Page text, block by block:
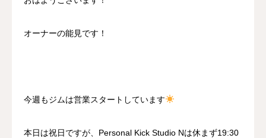
オーナーの能見です！
今週もジムは営業スタートしています
本日は祝日ですが、Personal Kick Studio Nは休まず19:30
CONTACT
MENBERSHIP